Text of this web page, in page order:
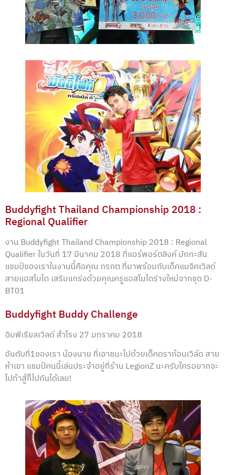
Buddyfight Thailand Championship 2018 :
Regional Qualifier
งาน Buddyfight Thailand Championship 2018 : Regional
Qualifier ในวันที่ 17 มีนาคม 2018 ที่แอร์พอร์ตลิงค์ มักกะสัน
แชมป์ของเราในงานนี้คือคุณ กรกต ที่มาพร้อมกับเด็คแมจิคเวิลด์
สายแอสโมได เสริมแกร่งด้วยคุณครูแอสโมไดร่างใหม่จากชุด D-
BT01
Buddyfight Buddy Challenge
อิมพีเรียลเวิลด์ สำโรง 27 มกราคม 2018
อันดับที่1ของเรา น้องนาย ที่เอาชนะไปด้วยเด็คดราก้อนเวิล์ด สาย
ห้าเขา แชมป์คนนี้เล่นประจำอยู่ที่ร้าน LegionZ นะครับใครอยากจะ
ไปท้าสู้ก็ไปกันได้เลย!